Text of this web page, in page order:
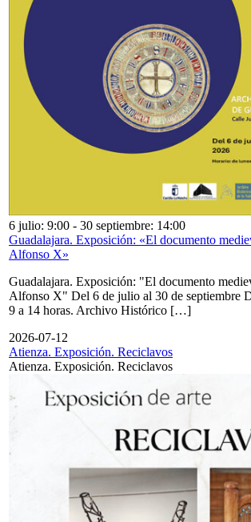
6 julio: 9:00 - 30 septiembre: 14:00
Guadalajara. Exposición: «El documento
Alfonso X»
Guadalajara. Exposición: "El documento
Alfonso X" Del 6 de julio al 30 de septiembre
9 a 14 horas. Archivo Histórico […]
2026-07-12
Atienza. Exposición. Reciclavos
Atienza. Exposición. Reciclavos